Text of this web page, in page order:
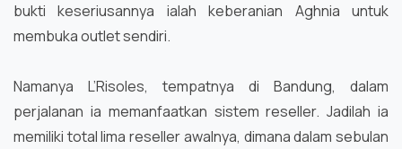
bukti keseriusannya ialah keberanian Aghnia untuk
membuka outlet sendiri.
Namanya L’Risoles, tempatnya di Bandung, dalam
perjalanan ia memanfaatkan sistem reseller. Jadilah ia
memiliki total lima reseller awalnya, dimana dalam sebulan